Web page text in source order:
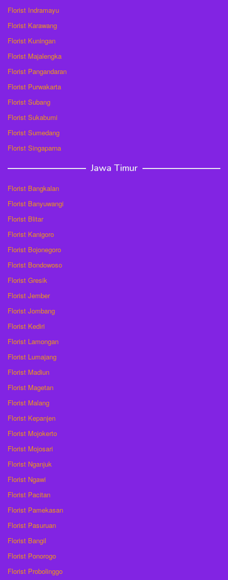
Florist Indramayu
Florist Karawang
Florist Kuningan
Florist Majalengka
Florist Pangandaran
Florist Purwakarta
Florist Subang
Florist Sukabumi
Florist Sumedang
Florist Singaparna
Jawa Timur
Florist Bangkalan
Florist Banyuwangi
Florist Blitar
Florist Kanigoro
Florist Bojonegoro
Florist Bondowoso
Florist Gresik
Florist Jember
Florist Jombang
Florist Kediri
Florist Lamongan
Florist Lumajang
Florist Madiun
Florist Magetan
Florist Malang
Florist Kepanjen
Florist Mojokerto
Florist Mojosari
Florist Nganjuk
Florist Ngawi
Florist Pacitan
Florist Pamekasan
Florist Pasuruan
Florist Bangil
Florist Ponorogo
Florist Probolinggo